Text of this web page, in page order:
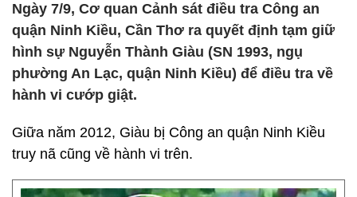
Ngày 7/9, Cơ quan Cảnh sát điều tra Công an
quận Ninh Kiều, Cần Thơ ra quyết định tạm giữ
hình sự Nguyễn Thành Giàu (SN 1993, ngụ
phường An Lạc, quận Ninh Kiều) để điều tra về
hành vi cướp giật.
Giữa năm 2012, Giàu bị Công an quận Ninh Kiều
truy nã cũng về hành vi trên.